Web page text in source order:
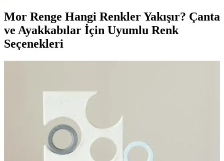
Mor Renge Hangi Renkler Yakışır? Çanta
ve Ayakkabılar İçin Uyumlu Renk
Seçenekleri